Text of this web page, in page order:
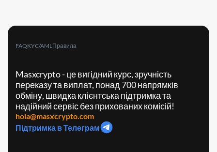
FAQKYC/AMLПравила
Masxcrypto - це вигідний курс, зручність
переказу та виплат, понад 700 напрямків
обміну, швидка клієнтська підтримка та
надійний сервіс без прихованих комісій!
hola@masxcrypto.com
Підтримка в Телеграм